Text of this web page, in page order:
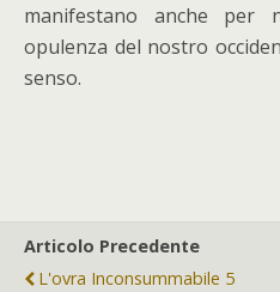
manifestano anche per
opulenza del nostro
senso.
Articolo Precedente
L'ovra Inconsummabile 5